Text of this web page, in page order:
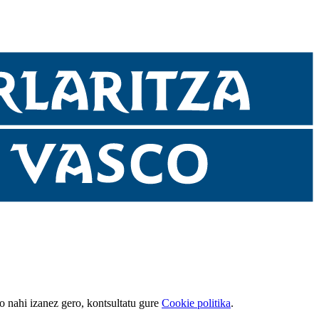
nahi izanez gero, kontsultatu gure Cookie politika.